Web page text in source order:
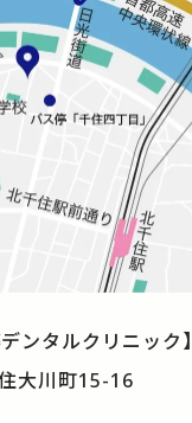
ンタルクリニック】
大川町15-16